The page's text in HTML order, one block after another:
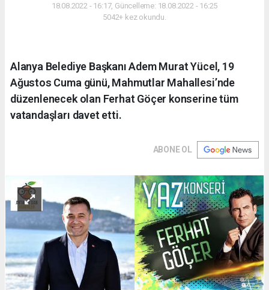
18.08.2022 - 16:17, Güncelleme: 18.08.2022 - 16:25
5042+ kez okundu.
Alanya Belediye Başkanı Adem Murat Yücel, 19
Ağustos Cuma günü, Mahmutlar Mahallesi’nde
düzenlenecek olan Ferhat Göçer konserine tüm
vatandaşları davet etti.
ABONE OL